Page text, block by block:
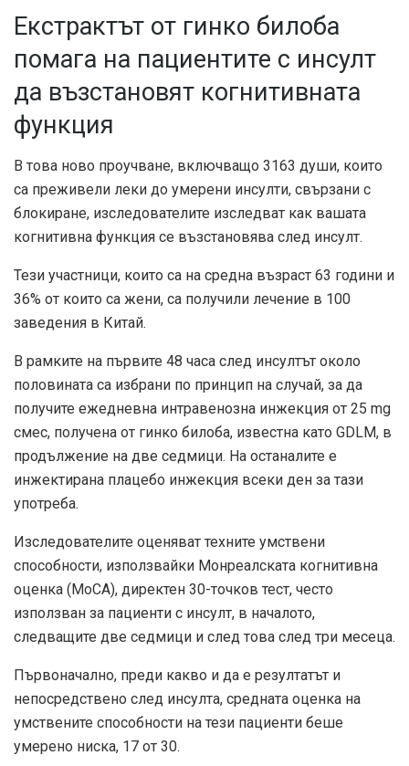
Екстрактът от гинко билоба
помага на пациентите с инсулт
да възстановят когнитивната
функция
В това ново проучване, включващо 3163 души, които
са преживели леки до умерени инсулти, свързани с
блокиране, изследователите изследват как вашата
когнитивна функция се възстановява след инсулт.
Тези участници, които са на средна възраст 63 години и
36% от които са жени, са получили лечение в 100
заведения в Китай.
В рамките на първите 48 часа след инсултът около
половината са избрани по принцип на случай, за да
получите ежедневна интравенозна инжекция от 25 mg
смес, получена от гинко билоба, известна като GDLM, в
продължение на две седмици. На останалите е
инжектирана плацебо инжекция всеки ден за тази
употреба.
Изследователите оценяват техните умствени
способности, използвайки Монреалската когнитивна
оценка (MoCA), директен 30-точков тест, често
използван за пациенти с инсулт, в началото,
следващите две седмици и след това след три месеца.
Първоначално, преди какво и да е резултатът и
непосредствено след инсулта, средната оценка на
умствените способности на тези пациенти беше
умерено ниска, 17 от 30.